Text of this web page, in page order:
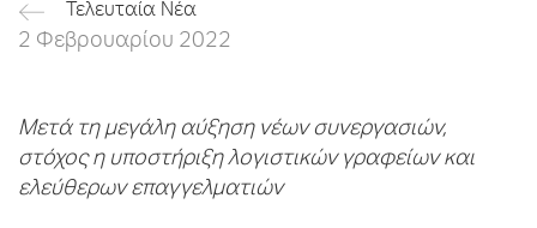
Τελευταία Νέα
2 Φεβρουαρίου 2022
Μετά τη μεγάλη αύξηση νέων συνεργασιών,
στόχος η υποστήριξη λογιστικών γραφείων και
ελεύθερων επαγγελματιών